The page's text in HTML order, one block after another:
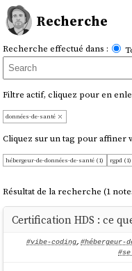
Recherche
Recherche effectué dans :
Filtre actif, cliquez pour en
données-de-santé
Cliquez sur un tag pour affiner
hébergeur-de-données-de-santé (1) rgpd (1)
Résultat de la recherche (1
Certification HDS : ce
#vibe-coding, #hébergeur-